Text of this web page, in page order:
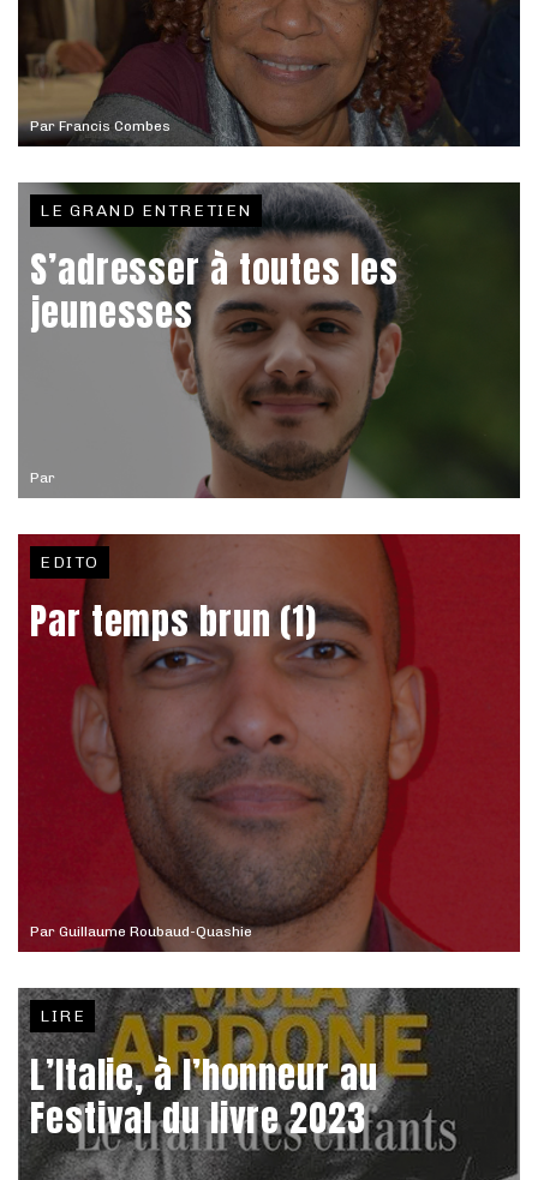
ParFrancis Combes
Par
LE GRAND ENTRETIEN
S’adresser à toutes les
jeunesses
Par Guillaume Roubaud-Quashie
EDITO
Par temps brun (1)
LIRE
L’Italie, à l’honneur au
Festival du livre 2023